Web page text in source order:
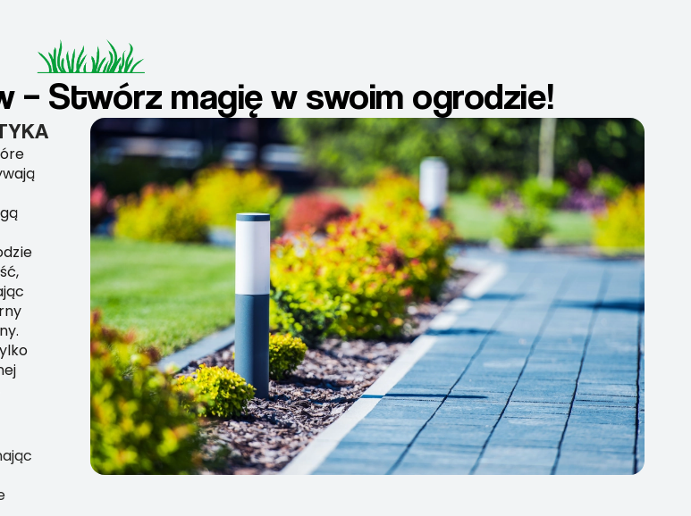
– Stwórz magię w swoim ogrodzie!